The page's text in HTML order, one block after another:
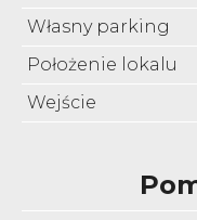
Własny parking
Położenie lokalu
Wejście